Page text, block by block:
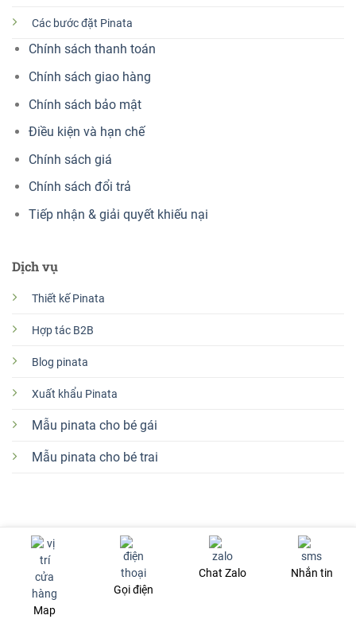
Các bước đặt Pinata
Chính sách thanh toán
Chính sách giao hàng
Chính sách bảo mật
Điều kiện và hạn chế
Chính sách giá
Chính sách đổi trả
Tiếp nhận & giải quyết khiếu nại
Dịch vụ
Thiết kế Pinata
Hợp tác B2B
Blog pinata
Xuất khẩu Pinata
Mẫu pinata cho bé gái
Mẫu pinata cho bé trai
Đặt pinata Hà Nội Đặt pinata Tp Hồ Chí Minh
Đặt pinata Đà Nẵng
Đặt pinata Huế
Đặt pinata Hải Phòng
Copyright 2026 ©
Pinata Farm-Pinata handmade theo yêu cầu
Map
Gọi điện
Chat Zalo Nhắn tin